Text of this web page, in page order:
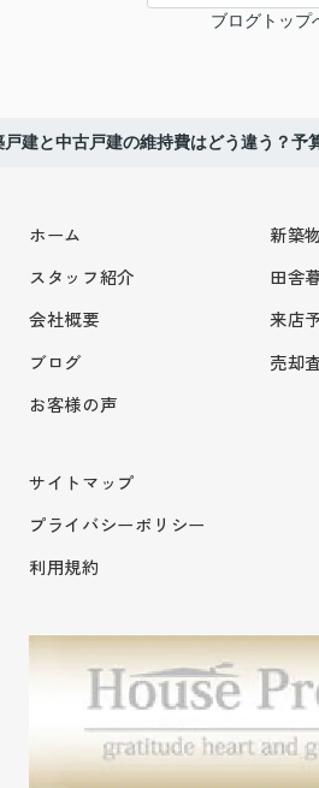
ブログトップ
戸建と中古戸建の維持費はどう違う？予
ホーム
スタッフ紹介
会社概要
ブログ
お客様の声
新築
田舎
来店
売却
サイトマップ
プライバシーポリシー
利用規約